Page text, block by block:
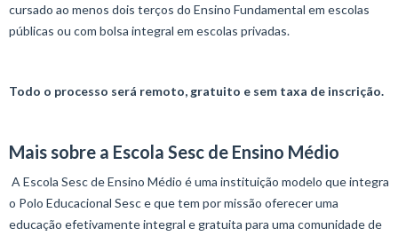
cursado ao menos dois terços do Ensino Fundamental em escolas
públicas ou com bolsa integral em escolas privadas.
Todo o processo será remoto, gratuito e sem taxa de inscrição.
Mais sobre a Escola Sesc de Ensino Médio
A Escola Sesc de Ensino Médio é uma instituição modelo que integra
o Polo Educacional Sesc e que tem por missão oferecer uma
educação efetivamente integral e gratuita para uma comunidade de